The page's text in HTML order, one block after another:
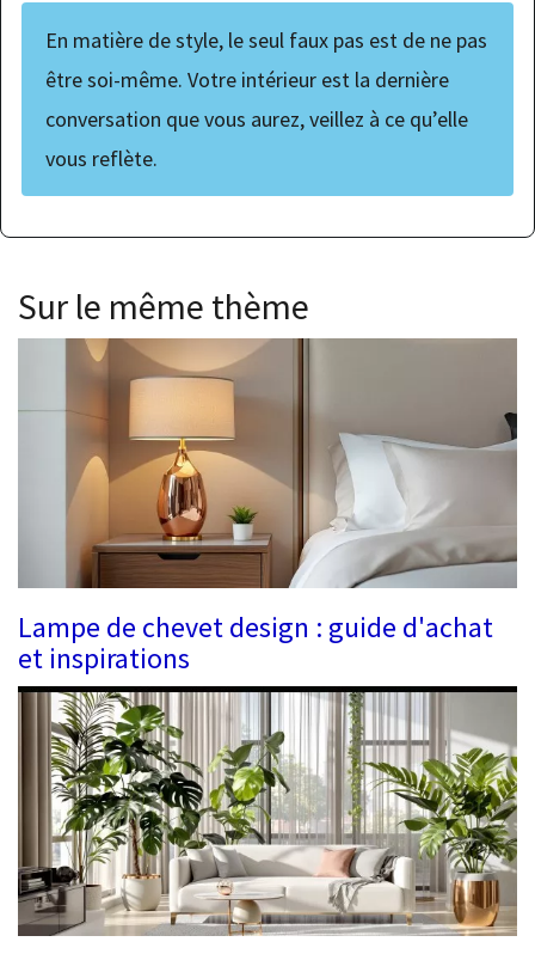
En matière de style, le seul faux pas est de ne pas
être soi-même. Votre intérieur est la dernière
conversation que vous aurez, veillez à ce qu’elle
vous reflète.
Sur le même thème
Lampe de chevet design : guide d'achat
et inspirations